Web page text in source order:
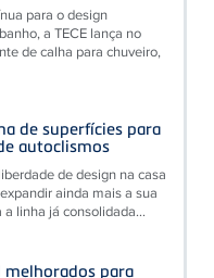
para o design
a TECE lança no
de calha para chuveiro,
de superfícies para
autoclismos
de design na casa
ainda mais a sua
linha já consolidada...
melhorados para